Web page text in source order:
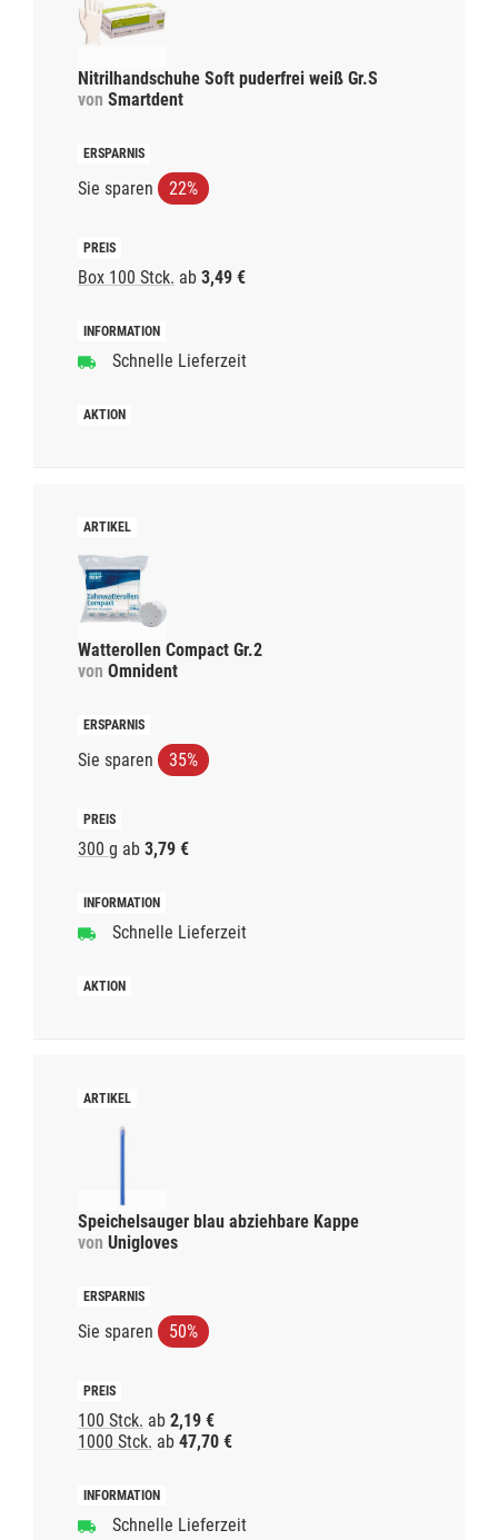
Nitrilhandschuhe Soft puderfrei weiß Gr.S
von Smartdent
Sie sparen 22%
Box 100 Stck. ab 3,49 €
Schnelle Lieferzeit
Watterollen Compact Gr.2
von Omnident
Sie sparen 35%
300 g ab 3,79 €
Schnelle Lieferzeit
Speichelsauger blau abziehbare Kappe
von Unigloves
Sie sparen 50%
100 Stck. ab 2,19 €
1000 Stck. ab 47,70 €
Schnelle Lieferzeit